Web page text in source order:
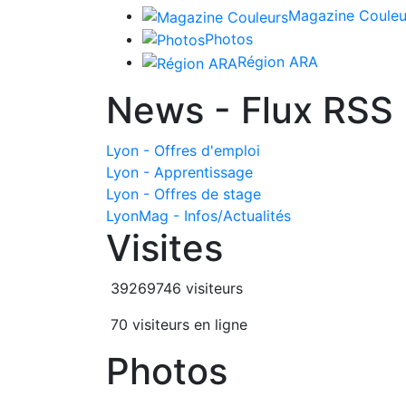
Magazine
Photos
Région ARA
News - Flux RSS
Lyon - Offres d'emploi
Lyon - Apprentissage
Lyon - Offres de stage
LyonMag - Infos/Actualités
Visites
39269746 visiteurs
70 visiteurs en ligne
Photos